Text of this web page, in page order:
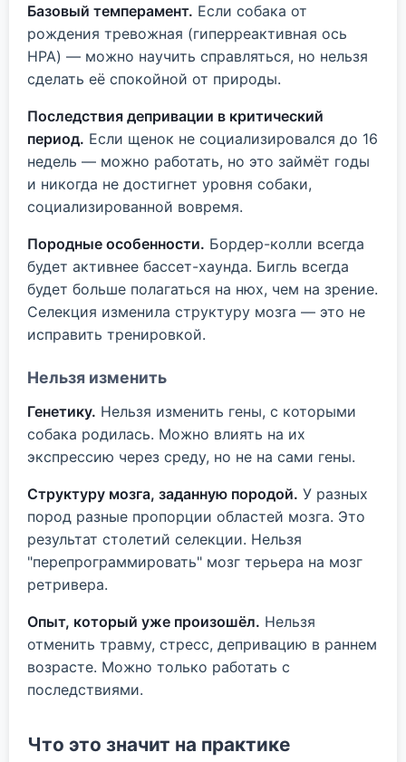
Базовый темперамент. Если собака от
рождения тревожная (гиперреактивная ось
HPA) — можно научить справляться, но нельзя
сделать её спокойной от природы.
Последствия депривации в критический
период. Если щенок не социализировался до 16
недель — можно работать, но это займёт годы
и никогда не достигнет уровня собаки,
социализированной вовремя.
Породные особенности. Бордер-колли всегда
будет активнее бассет-хаунда. Бигль всегда
будет больше полагаться на нюх, чем на зрение.
Селекция изменила структуру мозга — это не
исправить тренировкой.
Нельзя изменить
Генетику. Нельзя изменить гены, с которыми
собака родилась. Можно влиять на их
экспрессию через среду, но не на сами гены.
Структуру мозга, заданную породой. У разных
пород разные пропорции областей мозга. Это
результат столетий селекции. Нельзя
"перепрограммировать" мозг терьера на мозг
ретривера.
Опыт, который уже произошёл. Нельзя
отменить травму, стресс, депривацию в раннем
возрасте. Можно только работать с
последствиями.
Что это значит на практике